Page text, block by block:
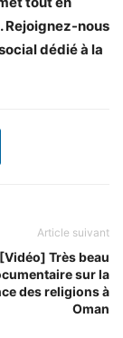
nous
dédié à la
Article suivant
[Vidéo] Très beau
sur la
des religions à
Oman